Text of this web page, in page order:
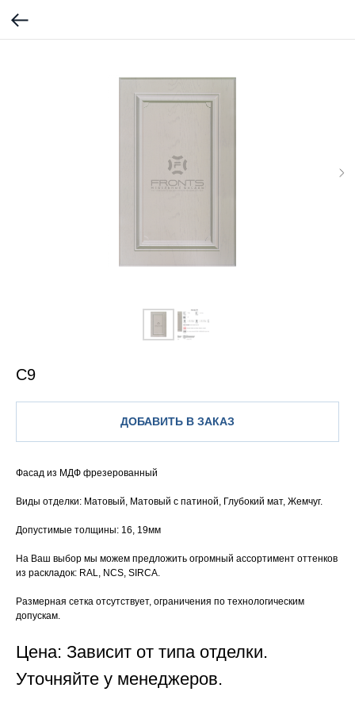
С9
ДОБАВИТЬ В ЗАКАЗ
Фасад из МДФ фрезерованный
Виды отделки: Матовый, Матовый с патиной, Глубокий мат, Жемчуг.
Допустимые толщины: 16, 19мм
На Ваш выбор мы можем предложить огромный ассортимент оттенков
из раскладок: RAL, NCS, SIRCA.
Размерная сетка отсутствует, ограничения по технологическим
допускам.
Цена: Зависит от типа отделки.
Уточняйте у менеджеров.